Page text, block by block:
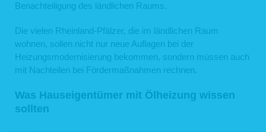
Benachteiligung des ländlichen Raums.
Die vielen Rheinland-Pfälzer, die im ländlichen Raum
wohnen, sollen nicht nur neue Auflagen bei der
Heizungsmodernisierung bekommen, sondern müssen auch
mit Nachteilen bei Fördermaßnahmen rechnen.
Was Hauseigentümer mit Ölheizung wissen
sollten